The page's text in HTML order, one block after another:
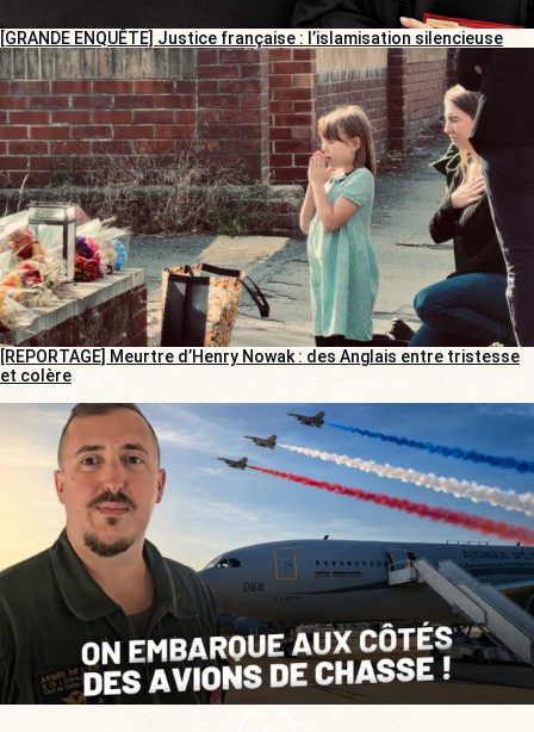
[GRANDE ENQUÊTE] Justice française : l’islamisation silencieuse
[REPORTAGE] Meurtre d’Henry Nowak : des Anglais entre tristesse
et colère